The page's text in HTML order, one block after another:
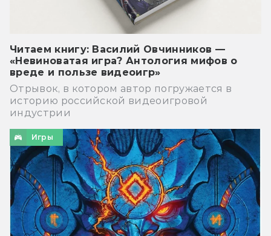
Читаем книгу: Василий Овчинников —
«Невиноватая игра? Антология мифов о
вреде и пользе видеоигр»
Отрывок, в котором автор погружается в
историю российской видеоигровой
индустрии
Игры